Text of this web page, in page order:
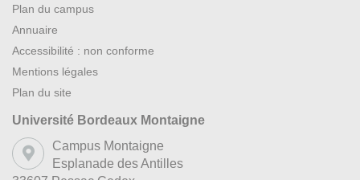
Plan du campus
Annuaire
Accessibilité : non conforme
Mentions légales
Plan du site
Université Bordeaux Montaigne
Campus Montaigne
Esplanade des Antilles